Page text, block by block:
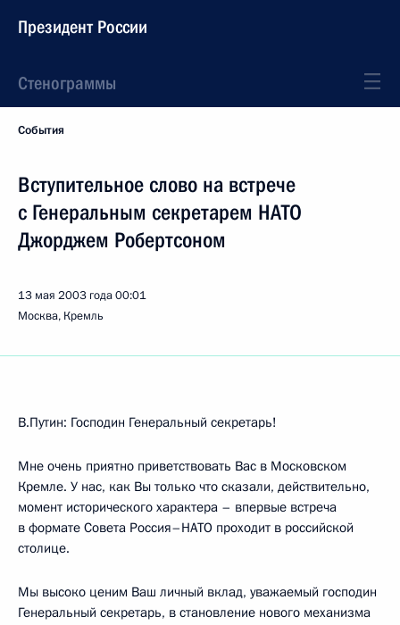
Президент России
Стенограммы
События
Вступительное слово на встрече
с Генеральным секретарем НАТО
Джорджем Робертсоном
13 мая 2003 года00:01
Москва, Кремль
В.Путин: Господин Генеральный секретарь!
Мне очень приятно приветствовать Вас в Московском
Кремле. У нас, как Вы только что сказали, действительно,
момент исторического характера – впервые встреча
в формате Совета Россия–НАТО проходит в российской
столице.
Мы высоко ценим Ваш личный вклад, уважаемый господин
Генеральный секретарь, в становление нового механизма